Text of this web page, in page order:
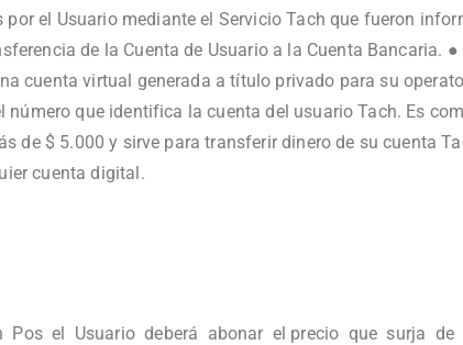
el Usuario mediante el Servicio Tach que fueron
de la Cuenta de Usuario a la Cuenta Bancaria.
cuenta virtual generada a título privado para su
que identifica la cuenta del usuario Tach. Es
de $ 5.000 y sirve para transferir dinero de su cuenta
cuenta digital.
el Usuario deberá abonar el precio que surja de